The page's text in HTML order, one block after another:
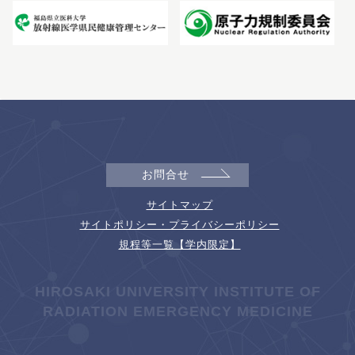
お問合せ
サイトマップ
サイトポリシー・プライバシーポリシー
規程等一覧【学内限定】
HIROSAKI UNIVERSITY INSTITUTE OF
RADIATION EMERGENCY MEDICINE